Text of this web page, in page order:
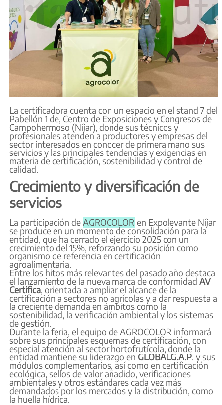
La certificadora cuenta con un espacio en el stand 7 del
Pabellón 1 de, Centro de Exposiciones y Congresos de
Campohermoso (Níjar), donde sus técnicos y
profesionales atenden a productores y empresas del
sector interesados en conocer de primera mano sus
servicios y las principales tendencias y exigencias en
materia de certificación, sostenibilidad y control de
calidad.
Crecimiento y diversificación de
servicios
La participación deAGROCOLOR en Expolevante Níjar
se produce en un momento de consolidación para la
entidad, que ha cerrado el ejercicio 2025 con un
crecimiento del 15%, reforzando su posición como
organismo de referencia en certificación
agroalimentaria.
Entre los hitos más relevantes del pasado año destaca
el lanzamiento de la nueva marca de conformidad AV
Certifica, orientada a ampliar el alcance de la
certificación a sectores no agrícolas y a dar respuesta a
la creciente demanda en ámbitos como la
sostenibilidad, la verificación ambiental y los sistemas
de gestión.
Durante la feria, el equipo de AGROCOLOR informará
sobre sus principales esquemas de certificación, con
especial atención al sector hortofrutícola, donde la
entidad mantiene su liderazgo en GLOBALG.A.P. y sus
módulos complementarios, así como en certificación
ecológica, sellos de valor añadido, verificaciones
ambientales y otros estándares cada vez más
demandados por los mercados y la distribución, como
la huella hídrica.